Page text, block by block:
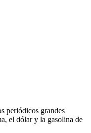
periódicos grandes
el dólar y la gasolina de